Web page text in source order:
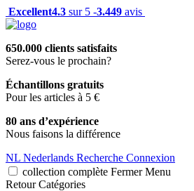
Excellent4.3 sur 5 -3.449 avis
650.000 clients satisfaits
Serez-vous le prochain?
Échantillons gratuits
Pour les articles à 5 €
80 ans d’expérience
Nous faisons la différence
NL Nederlands Recherche Connexion
collection complète Fermer Menu
Retour Catégories